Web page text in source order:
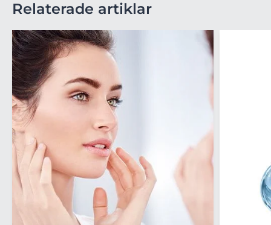
Relaterade artiklar